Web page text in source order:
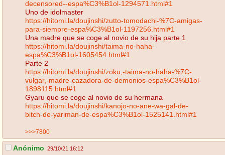
decensored--espa%C3%B1ol-1294571.html#1
Uno de idolmaster
https://hitomi.la/doujinshi/zutto-tomodachi-%7C-amigas-
para-siempre-espa%C3%B1ol-1197256.html#1
Una madre que se coge al novio de su hija parte 1
https://hitomi.la/doujinshi/taima-no-haha-
espa%C3%B1ol-1605454.html#1
Parte 2
https://hitomi.la/doujinshi/zoku,-taima-no-haha-%7C-
vulgar,-madre-cazadora-de-demonios-espa%C3%B1ol-
1898115.html#1
Gyaru que se coge al novio de su hermana
https://hitomi.la/doujinshi/kanojo-no-ane-wa-gal-de-
bitch-de-yariman-de-espa%C3%B1ol-1525141.html#1
>>>7800
Anónimo 29/10/21 16:12